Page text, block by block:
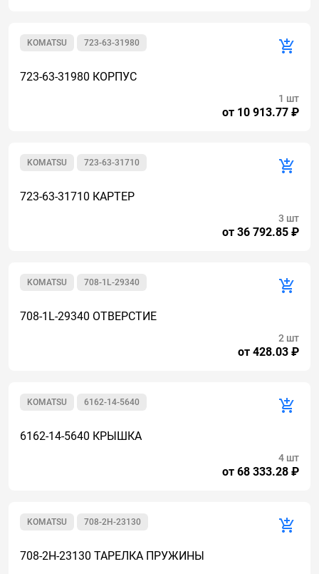
723-63-31980
KOMATSU
723-63-31980 КОРПУС
от 10 913.77 ₽
1 шт
723-63-31710
KOMATSU
723-63-31710 КАРТЕР
от 36 792.85 ₽
3 шт
708-1L-29340
KOMATSU
708-1L-29340 ОТВЕРСТИЕ
от 428.03 ₽
2 шт
6162-14-5640
KOMATSU
6162-14-5640 КРЫШКА
от 68 333.28 ₽
4 шт
708-2H-23130
KOMATSU
708-2H-23130 ТАРЕЛКА ПРУЖИНЫ